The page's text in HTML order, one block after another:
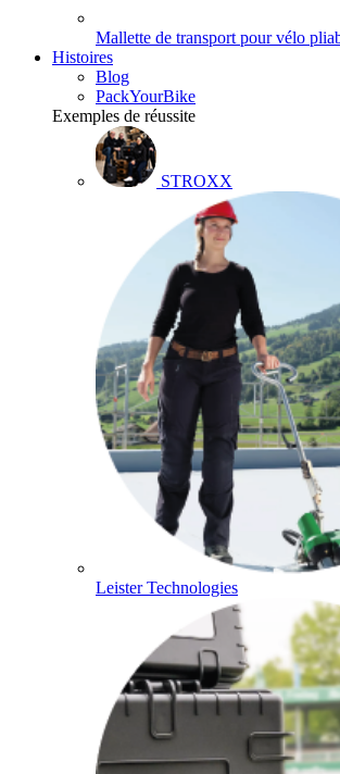
Mallette de transport pour vélo
Histoires
Blog
PackYourBike
Exemples de réussite
STROXX
Leister Technologies